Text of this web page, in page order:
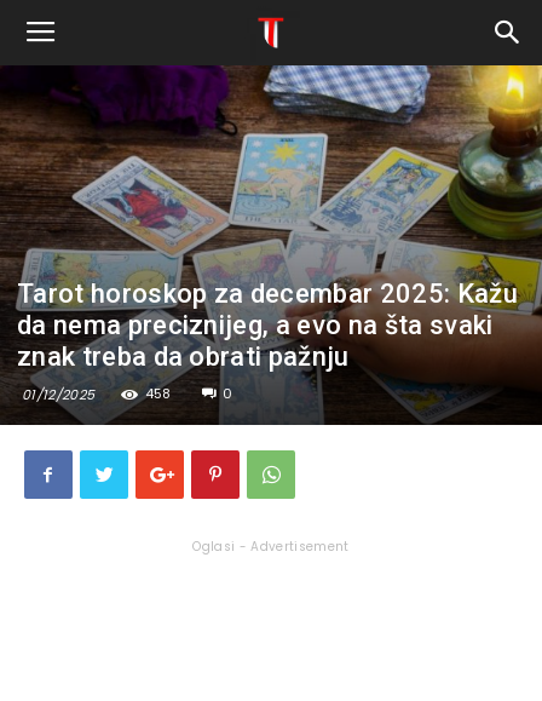
Tarot horoskop za decembar 2025: Kažu
da nema preciznijeg, a evo na šta svaki
znak treba da obrati pažnju
01/12/2025 458 0
Oglasi - Advertisement